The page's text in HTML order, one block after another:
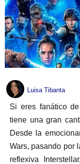
Luisa Tibanta
Si eres fanático
tiene una gran
Desde la
Wars, pasando por
reflexiva